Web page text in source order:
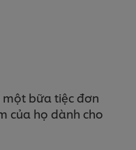
một bữa tiệc đơn
của họ dành cho